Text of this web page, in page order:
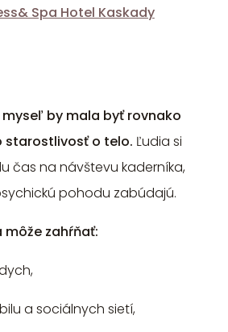
Spa Hotel Kaskady
by mala byť rovnako
starostlivosť o telo. Ľudia si
čas na návštevu kaderníka,
pohodu zabúdajú.
môže zahŕňať:
a sociálnych sietí,